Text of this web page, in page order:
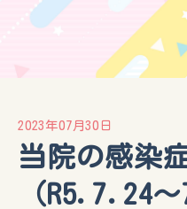
2023年07月30日
当院の感染
（R5.7.24〜